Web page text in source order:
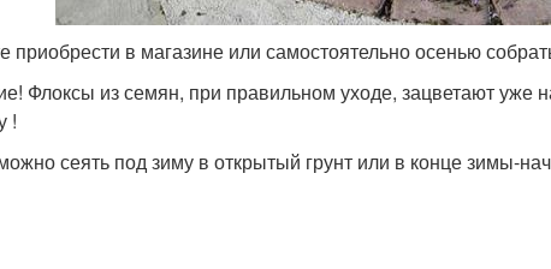
в магазине или самостоятельно осенью
Флоксы из семян, при правильном уходе, зацветают уже
!
сеять под зиму в открытый грунт или в конце зимы-